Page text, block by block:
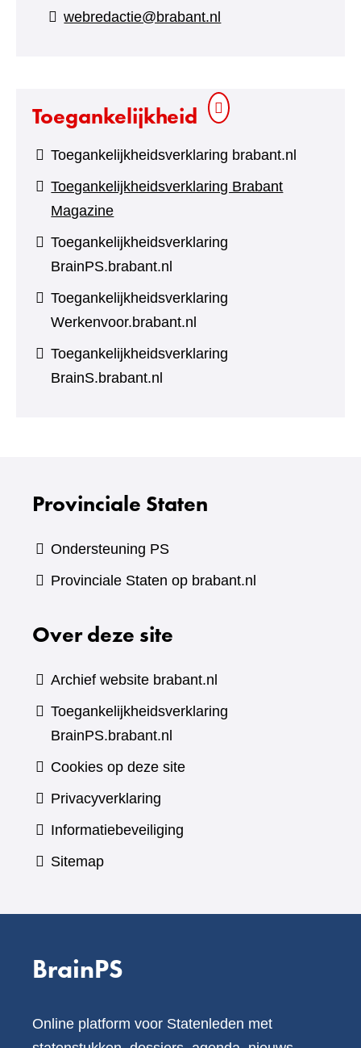
naar
webredactie@brabant.nl
Toegankelijkheid
Toegankelijkheidsverklaring brabant.nl
Toegankelijkheidsverklaring Brabant
Magazine
Toegankelijkheidsverklaring
BrainPS.brabant.nl
Toegankelijkheidsverklaring
Werkenvoor.brabant.nl
Toegankelijkheidsverklaring
BrainS.brabant.nl
Provinciale Staten
Ondersteuning PS
Provinciale Staten op brabant.nl
Over deze site
Archief website brabant.nl
Toegankelijkheidsverklaring
BrainPS.brabant.nl
Cookies op deze site
Privacyverklaring
Informatiebeveiliging
Sitemap
BrainPS
Online platform voor Statenleden met